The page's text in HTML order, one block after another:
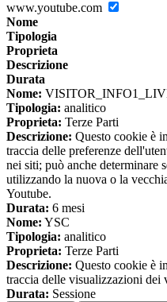
www.youtube.com
Nome
Tipologia
Proprieta
Descrizione
Durata
Nome:
Tipologia: analitico
Proprieta: Terze Parti
Descrizione: Questo cookie è
traccia delle preferenze
nei siti; può anche determinare
utilizzando la nuova o la
Youtube.
Durata: 6 mesi
Nome: YSC
Tipologia: analitico
Proprieta: Terze Parti
Descrizione: Questo cookie è
traccia delle visualizzazioni dei
Durata: Sessione